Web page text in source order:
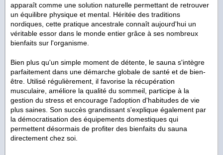
apparaît comme une solution naturelle permettant de retrouver
un équilibre physique et mental. Héritée des traditions
nordiques, cette pratique ancestrale connaît aujourd'hui un
véritable essor dans le monde entier grâce à ses nombreux
bienfaits sur l'organisme.
Bien plus qu'un simple moment de détente, le sauna s'intègre
parfaitement dans une démarche globale de santé et de bien-
être. Utilisé régulièrement, il favorise la récupération
musculaire, améliore la qualité du sommeil, participe à la
gestion du stress et encourage l'adoption d'habitudes de vie
plus saines. Son succès grandissant s'explique également par
la démocratisation des équipements domestiques qui
permettent désormais de profiter des bienfaits du sauna
directement chez soi.